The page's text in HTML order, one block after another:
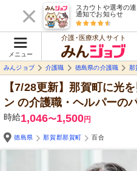
スカウトや選考の
通知でお知らせ
メニュー
介護･医療求人サイト
みんジョブ
介護職 徳島県の介護職 那
【7/28更新】那賀町に光
ン の介護職・ヘルパーの
時給1,046〜1,500円
徳島県
那賀郡那賀町 百合